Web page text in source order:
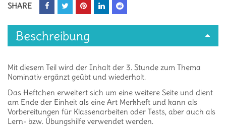
SHARE
Beschreibung
Mit diesem Teil wird der Inhalt der 3. Stunde zum Thema
Nominativ ergänzt geübt und wiederholt.
Das Heftchen erweitert sich um eine weitere Seite und dient
am Ende der Einheit als eine Art Merkheft und kann als
Vorbereitungen für Klassenarbeiten oder Tests, aber auch als
Lern- bzw. Übungshilfe verwendet werden.